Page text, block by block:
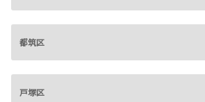
都筑区
戸塚区